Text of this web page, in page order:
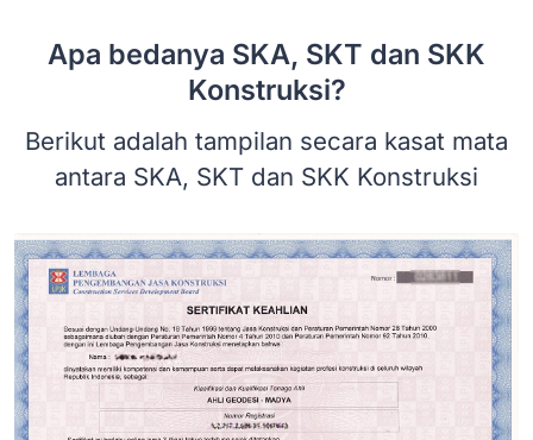
Apa bedanya SKA, SKT dan SKK
Konstruksi?
Berikut adalah tampilan secara kasat mata
antara SKA, SKT dan SKK Konstruksi